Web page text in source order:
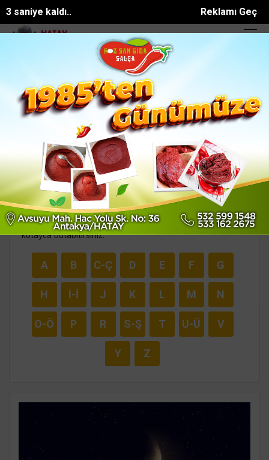
Reklamı Geç
1 saniye kaldı..
işçi Bekir Çelik, K... KKTC Cumhuriyet Meclisi Başkanı
R harfi ile başlayan rüya tabirleri
Alfabetik Rüya Tabirleri Ansiklopedisi
Anlamını merak ettiğiniz rüya tabirlerini arama kutusunu
kullanarak arayabilir ya da harf sırasına göre listeleyerek
kolayca bulabilirsiniz.
A B C-Ç D E F G
H I-İ J K L M N
O-Ö P R S-Ş T U-Ü V
Y Z